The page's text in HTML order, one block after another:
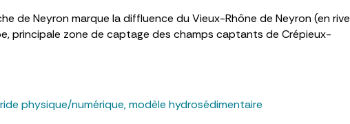
de Neyron marque la diffluence du Vieux-Rhône de Neyron (en rive
principale zone de captage des champs captants de Crépieux-
physique/numérique,modèle hydrosédimentaire